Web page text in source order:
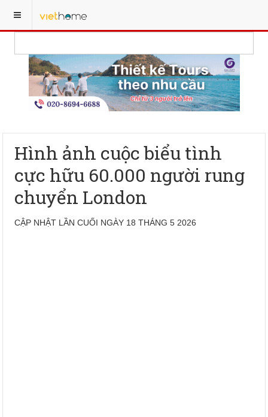
Hình ảnh cuộc biểu tình
cực hữu 60.000 người rung
chuyển London
CẬP NHẬT LẦN CUỐI NGÀY 18 THÁNG 5 2026